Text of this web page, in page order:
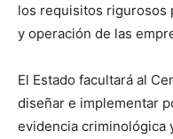
los requisitos rigurosos
y operación de las
El Estado facultará al
diseñar e implementar
evidencia criminológica